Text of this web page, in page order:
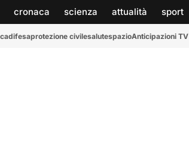
cronaca scienza attualità sport
difesaprotezione civilesalutespazioAnticipazioni TV